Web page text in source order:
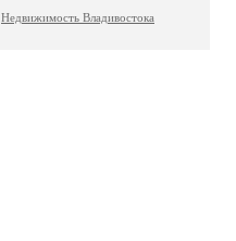
Недвижимость Владивостока